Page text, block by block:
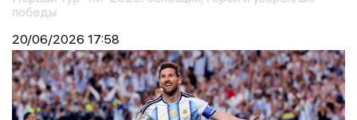
победы
20/06/2026 17:58